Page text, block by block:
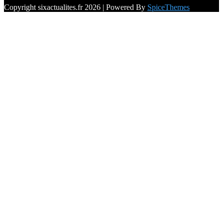
Copyright sixactualites.fr 2026 | Powered By SpiceThemes